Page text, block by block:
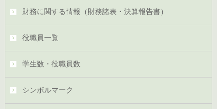
財務に関する情報（財務諸表・決算報告書）
役職員一覧
学生数・役職員数
シンボルマーク